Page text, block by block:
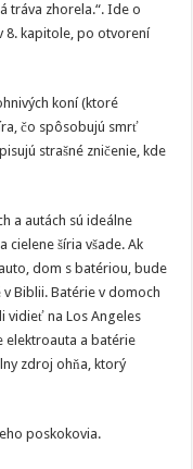
tráva zhorela.“. Ide o
8. kapitole, po otvorení
koní (ktoré
čo spôsobujú smrť
strašné zničenie, kde
a autách sú ideálne
cielene šíria všade. Ak
dom s batériou, bude
Biblii. Batérie v domoch
vidieť na Los Angeles
elektroauta a batérie
zdroj ohňa, ktorý
poskokovia.